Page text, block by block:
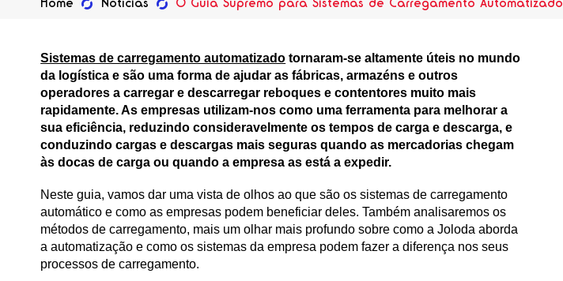
Sistemas de carregamento automatizado tornaram-se altamente úteis no mundo
da logística e são uma forma de ajudar as fábricas, armazéns e outros
operadores a carregar e descarregar reboques e contentores muito mais
rapidamente. As empresas utilizam-nos como uma ferramenta para melhorar a
sua eficiência, reduzindo consideravelmente os tempos de carga e descarga, e
conduzindo cargas e descargas mais seguras quando as mercadorias chegam
às docas de carga ou quando a empresa as está a expedir.
Neste guia, vamos dar uma vista de olhos ao que são os sistemas de carregamento
automático e como as empresas podem beneficiar deles. Também analisaremos os
métodos de carregamento, mais um olhar mais profundo sobre como a Joloda aborda
a automatização e como os sistemas da empresa podem fazer a diferença nos seus
processos de carregamento.